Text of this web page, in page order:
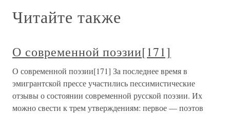
Читайте также
О современной поэзии[171]
О современной поэзии[171] За последнее время в
эмигрантской прессе участились пессимистические
отзывы о состоянии современной русской поэзии. Их
можно свести к трем утверждениям: первое — поэтов